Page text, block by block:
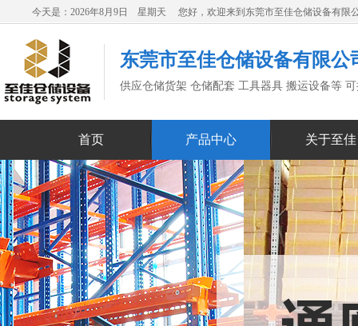
今天是：2026年8月9日 星期天 您好，欢迎来到东莞市至佳仓储设备有限
东莞市至佳仓储设备有限公
供应仓储货架 仓储配套 工具器具 搬运设备等
首页 产品中心 关于至佳